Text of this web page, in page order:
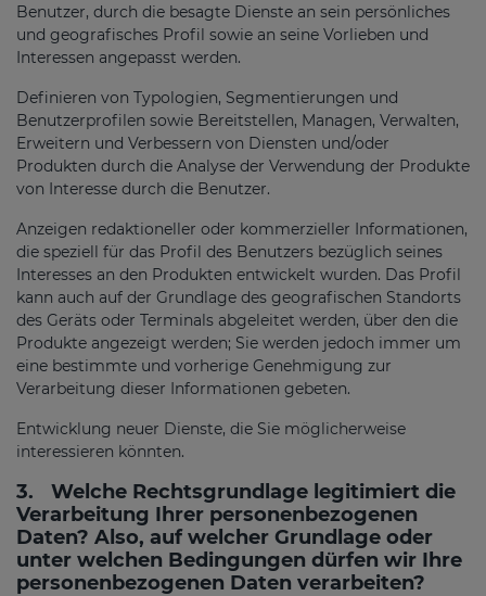
Benutzer, durch die besagte Dienste an sein persönliches
und geografisches Profil sowie an seine Vorlieben und
Interessen angepasst werden.
Definieren von Typologien, Segmentierungen und
Benutzerprofilen sowie Bereitstellen, Managen, Verwalten,
Erweitern und Verbessern von Diensten und/oder
Produkten durch die Analyse der Verwendung der Produkte
von Interesse durch die Benutzer.
Anzeigen redaktioneller oder kommerzieller Informationen,
die speziell für das Profil des Benutzers bezüglich seines
Interesses an den Produkten entwickelt wurden. Das Profil
kann auch auf der Grundlage des geografischen Standorts
des Geräts oder Terminals abgeleitet werden, über den die
Produkte angezeigt werden; Sie werden jedoch immer um
eine bestimmte und vorherige Genehmigung zur
Verarbeitung dieser Informationen gebeten.
Entwicklung neuer Dienste, die Sie möglicherweise
interessieren könnten.
3.
Welche Rechtsgrundlage legitimiert die
Verarbeitung Ihrer personenbezogenen
Daten? Also, auf welcher Grundlage oder
unter welchen Bedingungen dürfen wir Ihre
personenbezogenen Daten verarbeiten?